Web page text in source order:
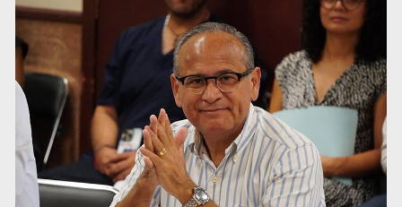
Vecinos acusan retiro de árboles; Ijalvi niega tala